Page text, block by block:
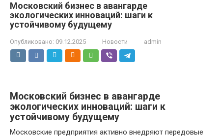
Московский бизнес в авангарде
экологических инноваций: шаги к
устойчивому будущему
Опубликовано: 09.12.2025 Новости admin
Московский бизнес в авангарде
экологических инноваций: шаги к
устойчивому будущему
Московские предприятия активно внедряют передовые